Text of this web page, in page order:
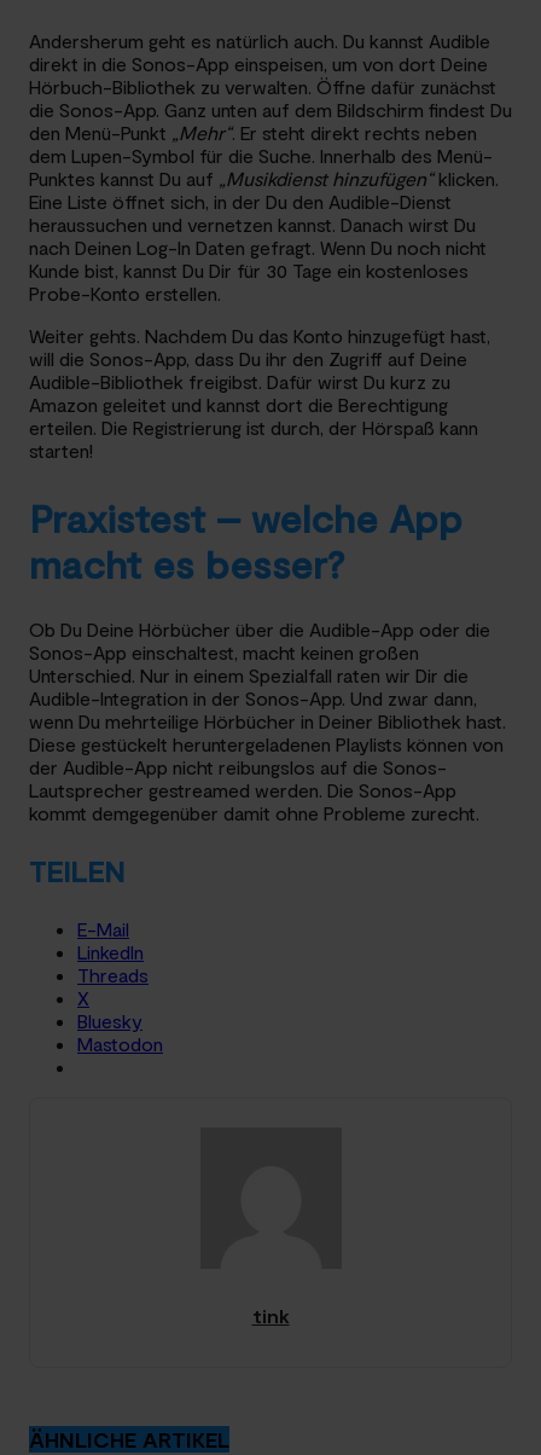
Andersherum geht es natürlich auch. Du kannst Audible
direkt in die Sonos-App einspeisen, um von dort Deine
Hörbuch-Bibliothek zu verwalten. Öffne dafür zunächst
die Sonos-App. Ganz unten auf dem Bildschirm findest Du
den Menü-Punkt „Mehr“. Er steht direkt rechts neben
dem Lupen-Symbol für die Suche. Innerhalb des Menü-
Punktes kannst Du auf „Musikdienst hinzufügen“klicken.
Eine Liste öffnet sich, in der Du den Audible-Dienst
heraussuchen und vernetzen kannst. Danach wirst Du
nach Deinen Log-In Daten gefragt. Wenn Du noch nicht
Kunde bist, kannst Du Dir für 30 Tage ein kostenloses
Probe-Konto erstellen.
Weiter gehts. Nachdem Du das Konto hinzugefügt hast,
will die Sonos-App, dass Du ihr den Zugriff auf Deine
Audible-Bibliothek freigibst. Dafür wirst Du kurz zu
Amazon geleitet und kannst dort die Berechtigung
erteilen. Die Registrierung ist durch, der Hörspaß kann
starten!
Praxistest – welche App
macht es besser?
Ob Du Deine Hörbücher über die Audible-App oder die
Sonos-App einschaltest, macht keinen großen
Unterschied. Nur in einem Spezialfall raten wir Dir die
Audible-Integration in der Sonos-App. Und zwar dann,
wenn Du mehrteilige Hörbücher in Deiner Bibliothek hast.
Diese gestückelt heruntergeladenen Playlists können von
der Audible-App nicht reibungslos auf die Sonos-
Lautsprecher gestreamed werden. Die Sonos-App
kommt demgegenüber damit ohne Probleme zurecht.
TEILEN
E-Mail
LinkedIn
Threads
X
Bluesky
Mastodon
tink
ÄHNLICHE ARTIKEL